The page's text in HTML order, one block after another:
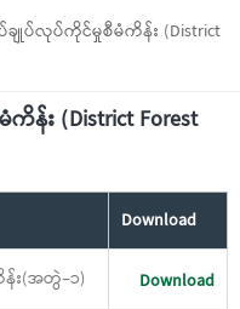
ျုပ်လုပ်ကိုင်မှုစီမံကိန်း (District
း (District Forest
Download
း(အတွဲ−၁) Download